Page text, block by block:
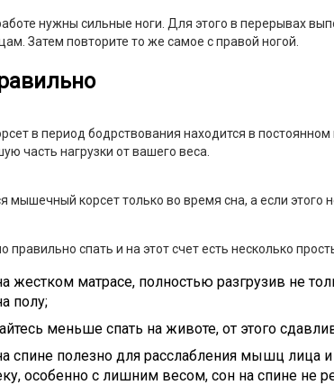
нужны сильные ноги. Для этого в перерывах
Затем повторите то же самое с правой ногой.
в период бодрствования находится в
часть нагрузки от вашего веса.
мышечный корсет только во время сна, а если этого
правильно спать и на этот счет есть несколько
жестком матрасе, полностью разгрузив не
полу;
меньше спать на животе, от этого
спине полезно для расслабления мышц лица
особенно с лишним весом, сон на спине не